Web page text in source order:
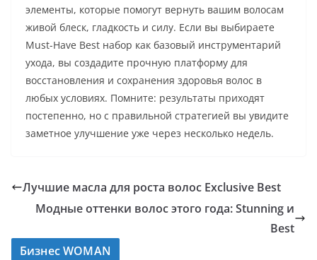
элементы, которые помогут вернуть вашим волосам
живой блеск, гладкость и силу. Если вы выбираете
Must-Have Best набор как базовый инструментарий
ухода, вы создадите прочную платформу для
восстановления и сохранения здоровья волос в
любых условиях. Помните: результаты приходят
постепенно, но с правильной стратегией вы увидите
заметное улучшение уже через несколько недель.
Лучшие масла для роста волос Exclusive Best
Модные оттенки волос этого года: Stunning и
Best
Бизнес WOMAN